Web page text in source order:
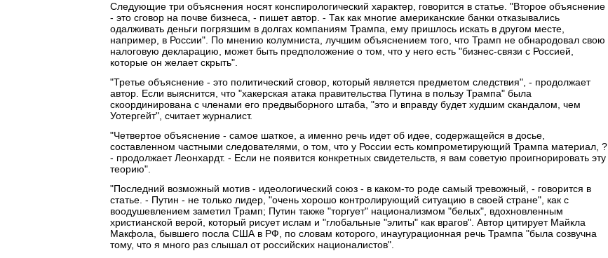
Следующие три объяснения носят конспирологический характер, говорится в статье. "Второе объяснение
- это сговор на почве бизнеса, - пишет автор. - Так как многие американские банки отказывались
одалживать деньги погрязшим в долгах компаниям Трампа, ему пришлось искать в другом месте,
например, в России". По мнению колумниста, лучшим объяснением того, что Трамп не обнародовал свою
налоговую декларацию, может быть предположение о том, что у него есть "бизнес-связи с Россией,
которые он желает скрыть".
"Третье объяснение - это политический сговор, который является предметом следствия", - продолжает
автор. Если выяснится, что "хакерская атака правительства Путина в пользу Трампа" была
скоординирована с членами его предвыборного штаба, "это и вправду будет худшим скандалом, чем
Уотергейт", считает журналист.
"Четвертое объяснение - самое шаткое, а именно речь идет об идее, содержащейся в досье,
составленном частными следователями, о том, что у России есть компрометирующий Трампа материал, ?
- продолжает Леонхардт. - Если не появится конкретных свидетельств, я вам советую проигнорировать эту
теорию".
"Последний возможный мотив - идеологический союз - в каком-то роде самый тревожный, - говорится в
статье. - Путин - не только лидер, "очень хорошо контролирующий ситуацию в своей стране", как с
воодушевлением заметил Трамп; Путин также "торгует" национализмом "белых", вдохновленным
христианской верой, который рисует ислам и "глобальные "элиты" как врагов". Автор цитирует Майкла
Макфола, бывшего посла США в РФ, по словам которого, инаугурационная речь Трампа "была созвучна
тому, что я много раз слышал от российских националистов".